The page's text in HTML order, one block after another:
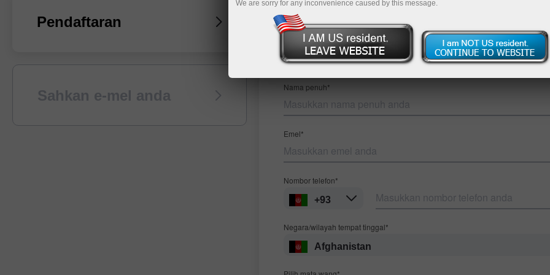
Pendaftaran Pendaftaran
MT4 MT5
Nama penuh*
Emel*
Nombor telefon*
+93
Negara/wilayah tempat tinggal*
Afghanistan
Sahkan e-mel anda
We are sorry for any inconvenience caused by this message.